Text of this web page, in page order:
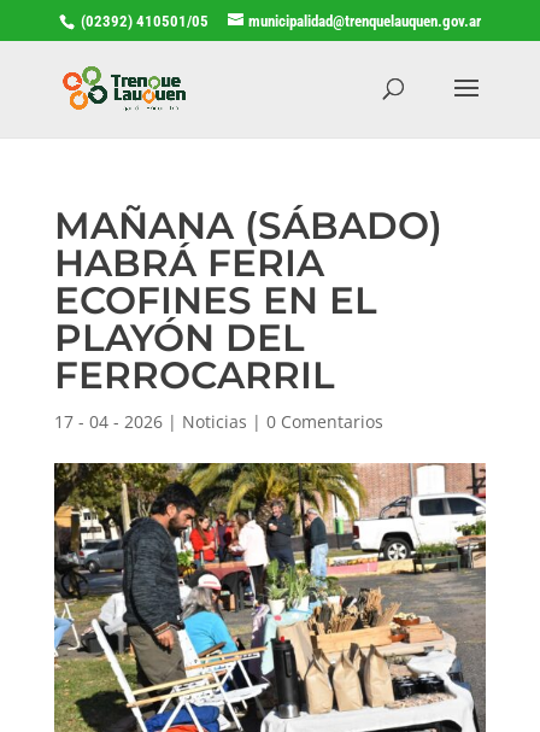
(02392) 410501/05 municipalidad@trenquelauquen.gov.ar
MAÑANA (SÁBADO)
HABRÁ FERIA
ECOFINES EN EL
PLAYÓN DEL
FERROCARRIL
17 - 04 - 2026| Noticias | 0 Comentarios